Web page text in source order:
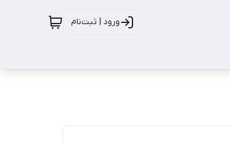
ورود | ثبت‌نام